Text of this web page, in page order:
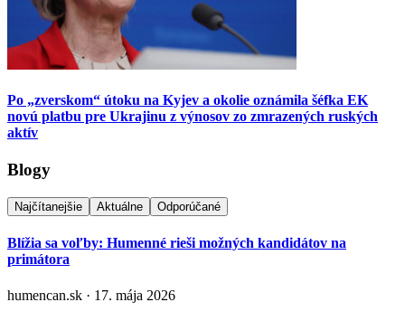
Po „zverskom“ útoku na Kyjev a okolie oznámila šéfka EK
novú platbu pre Ukrajinu z výnosov zo zmrazených ruských
aktív
Blogy
Najčítanejšie Aktuálne Odporúčané
Blížia sa voľby: Humenné rieši možných kandidátov na
primátora
humencan.sk · 17. mája 2026